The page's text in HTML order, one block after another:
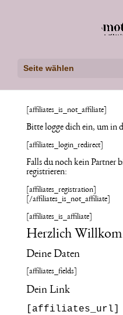
Seite wählen
[affiliates_is_not_affiliate]
Bitte logge dich ein, um in
[affiliates_login_redirect]
Falls du noch kein Partner
registrieren:
[affiliates_registration]
[/affiliates_is_not_affiliate]
[affiliates_is_affiliate]
Herzlich
Deine Daten
[affiliates_fields]
Dein Link
[affiliates_url]